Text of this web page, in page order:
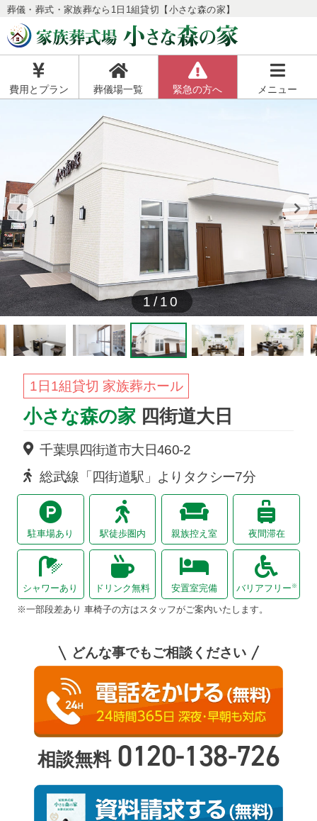
葬儀・葬式・家族葬なら1日1組貸切【小さな森の家】
費用とプラン 葬儀場一覧 緊急の方へ メニュー
1/10
1日1組貸切 家族葬ホール
小さな森の家 四街道大日
千葉県四街道市大日460-2
総武線「四街道駅」よりタクシー7分
駐車場あり 駅徒歩圏内 親族控え室 夜間滞在
シャワーあり ドリンク無料 安置室完備 バリアフリー ※
※一部段差あり 車椅子の方はスタッフがご案内いたします。
どんな事でもご相談ください
相談無料 0120-138-726